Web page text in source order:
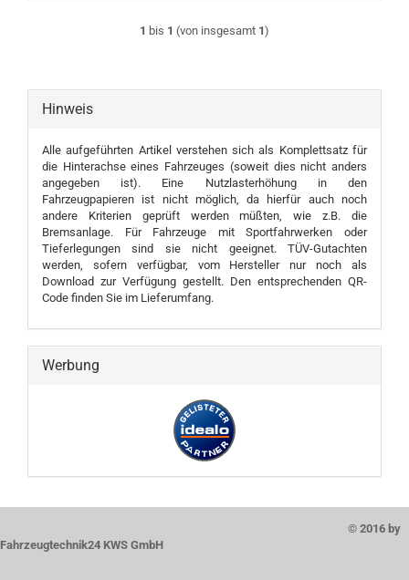
1 bis 1 (von insgesamt 1)
Hinweis
Alle aufgeführten Artikel verstehen sich als Komplettsatz für
die Hinterachse eines Fahrzeuges (soweit dies nicht anders
angegeben ist). Eine Nutzlasterhöhung in den
Fahrzeugpapieren ist nicht möglich, da hierfür auch noch
andere Kriterien geprüft werden müßten, wie z.B. die
Bremsanlage. Für Fahrzeuge mit Sportfahrwerken oder
Tieferlegungen sind sie nicht geeignet. TÜV-Gutachten
werden, sofern verfügbar, vom Hersteller nur noch als
Download zur Verfügung gestellt. Den entsprechenden QR-
Code finden Sie im Lieferumfang.
Werbung
© 2016 by
Fahrzeugtechnik24 KWS GmbH